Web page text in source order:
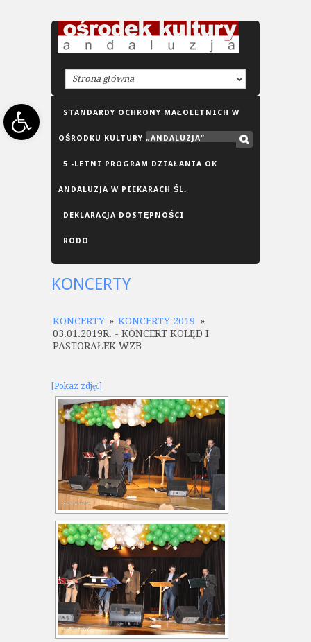
Open toolbarSTANDARDY OCHRONY MAŁOLETNICH W
OŚRODKU KULTURY „ANDALUZJA”
5 -LETNI PROGRAM DZIAŁANIA OK
ANDALUZJA W PIEKARACH ŚL.
DEKLARACJA DOSTĘPNOŚCI
RODO
KONCERTY
KONCERTY » KONCERTY 2019 »
03.01.2019R. - KONCERT KOLĘD I
PASTORAŁEK WZB
[Pokaz zdjęć]